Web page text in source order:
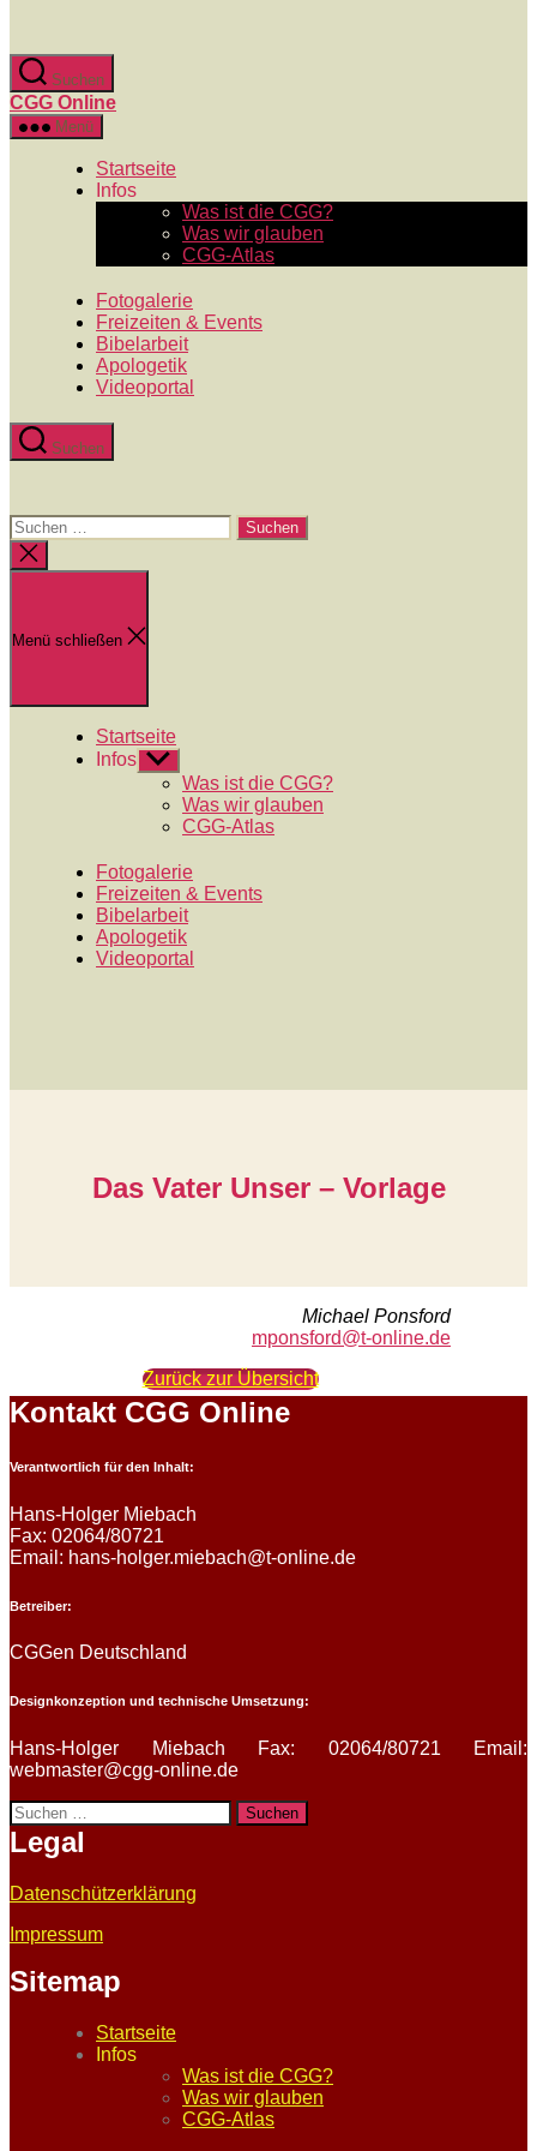
springen
Suchen
CGG Online
Menü
Startseite
Infos
Was ist die CGG?
Was wir glauben
CGG-Atlas
Fotogalerie
Freizeiten & Events
Bibelarbeit
Apologetik
Videoportal
Suchen
Suchen
nach:
Suche
schließen
Menü schließen
Startseite
Infos Untermenü
anzeigenWas ist die CGG?
Was wir glauben
CGG-Atlas
Fotogalerie
Freizeiten & Events
Bibelarbeit
Apologetik
Videoportal
Das Vater Unser – Vorlage
Michael Ponsford
mponsford@t-online.de
Zurück zur Übersicht
Kontakt CGG Online
Verantwortlich für den Inhalt:
Hans-Holger Miebach
Fax: 02064/80721
Email: hans-holger.miebach@t-online.de
Betreiber:
CGGen Deutschland
Designkonzeption und technische Umsetzung:
Hans-Holger Miebach Fax: 02064/80721 Email:
webmaster@cgg-online.de
Suchen
nach:
Legal
Datenschützerklärung
Impressum
Sitemap
Startseite
Infos
Was ist die CGG?
Was wir glauben
CGG-Atlas